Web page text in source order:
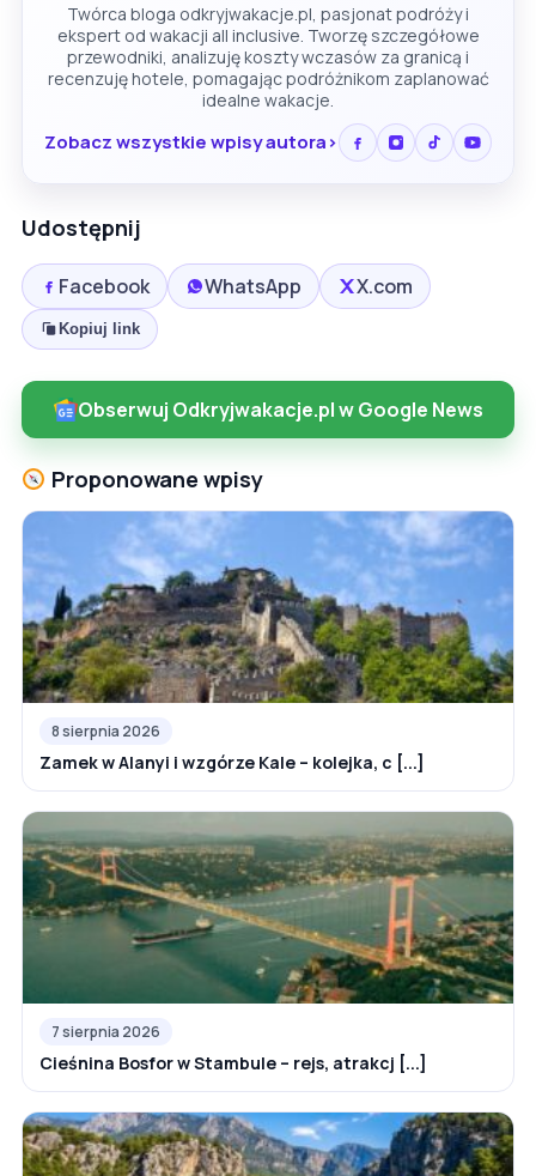
Twórca bloga odkryjwakacje.pl, pasjonat podróży i
ekspert od wakacji all inclusive. Tworzę szczegółowe
przewodniki, analizuję koszty wczasów za granicą i
recenzuję hotele, pomagając podróżnikom zaplanować
idealne wakacje.
Zobacz wszystkie wpisy autora
Udostępnij
Facebook WhatsApp X.com
Kopiuj link
Obserwuj Odkryjwakacje.pl w Google News
Proponowane wpisy
8 sierpnia 2026
Zamek w Alanyi i wzgórze Kale – kolejka, c [...]
7 sierpnia 2026
Cieśnina Bosfor w Stambule – rejs, atrakcj [...]